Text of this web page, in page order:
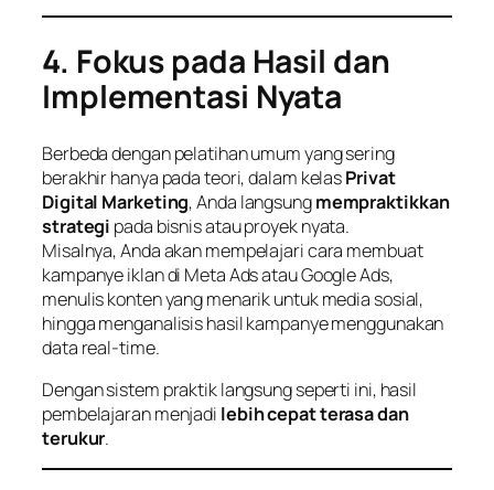
4. Fokus pada Hasil dan
Implementasi Nyata
Berbeda dengan pelatihan umum yang sering
berakhir hanya pada teori, dalam kelasPrivat
Digital Marketing, Anda langsungmempraktikkan
strategi pada bisnis atau proyek nyata.
Misalnya, Anda akan mempelajari cara membuat
kampanye iklan di Meta Ads atau Google Ads,
menulis konten yang menarik untuk media sosial,
hingga menganalisis hasil kampanye menggunakan
data real-time.
Dengan sistem praktik langsung seperti ini, hasil
pembelajaran menjadi lebih cepat terasa dan
terukur.